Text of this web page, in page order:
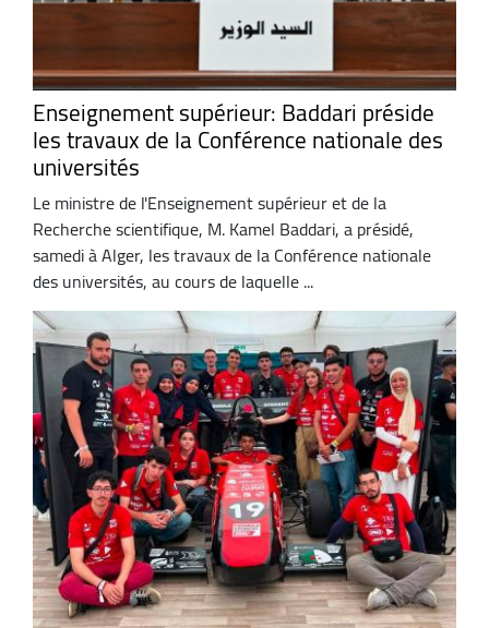
Enseignement supérieur: Baddari préside
les travaux de la Conférence nationale des
universités
Le ministre de l'Enseignement supérieur et de la
Recherche scientifique, M. Kamel Baddari, a présidé,
samedi à Alger, les travaux de la Conférence nationale
des universités, au cours de laquelle ...